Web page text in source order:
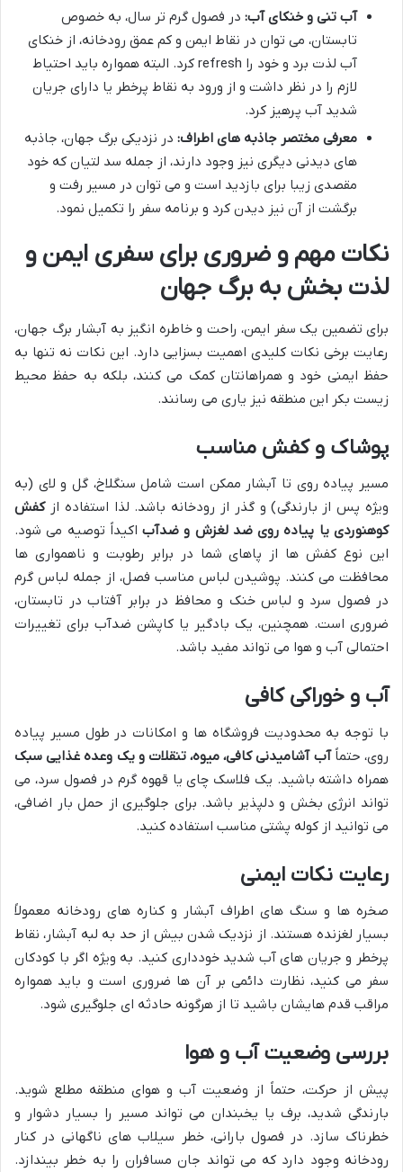
آب تنی و خنکای آب: در فصول گرم تر سال، به خصوص
تابستان، می توان در نقاط ایمن و کم عمق رودخانه، از خنکای
آب لذت برد و خود را refresh کرد. البته همواره باید احتیاط
لازم را در نظر داشت و از ورود به نقاط پرخطر یا دارای جریان
شدید آب پرهیز کرد.
معرفی مختصر جاذبه های اطراف: در نزدیکی برگ جهان، جاذبه
های دیدنی دیگری نیز وجود دارند، از جمله سد لتیان که خود
مقصدی زیبا برای بازدید است و می توان در مسیر رفت و
برگشت از آن نیز دیدن کرد و برنامه سفر را تکمیل نمود.
نکات مهم و ضروری برای سفری ایمن و
لذت بخش به برگ جهان
برای تضمین یک سفر ایمن، راحت و خاطره انگیز به آبشار برگ جهان،
رعایت برخی نکات کلیدی اهمیت بسزایی دارد. این نکات نه تنها به
حفظ ایمنی خود و همراهانتان کمک می کنند، بلکه به حفظ محیط
زیست بکر این منطقه نیز یاری می رسانند.
پوشاک و کفش مناسب
مسیر پیاده روی تا آبشار ممکن است شامل سنگلاخ، گل و لای (به
ویژه پس از بارندگی) و گذر از رودخانه باشد. لذا استفاده ازکفش
کوهنوردی یا پیاده روی ضد لغزش و ضدآباکیداً توصیه می شود.
این نوع کفش ها از پاهای شما در برابر رطوبت و ناهمواری ها
محافظت می کنند. پوشیدن لباس مناسب فصل، از جمله لباس گرم
در فصول سرد و لباس خنک و محافظ در برابر آفتاب در تابستان،
ضروری است. همچنین، یک بادگیر یا کاپشن ضدآب برای تغییرات
احتمالی آب و هوا می تواند مفید باشد.
آب و خوراکی کافی
با توجه به محدودیت فروشگاه ها و امکانات در طول مسیر پیاده
روی، حتماًآب آشامیدنی کافی، میوه، تنقلات و یک وعده غذایی سبک
همراه داشته باشید. یک فلاسک چای یا قهوه گرم در فصول سرد، می
تواند انرژی بخش و دلپذیر باشد. برای جلوگیری از حمل بار اضافی،
می توانید از کوله پشتی مناسب استفاده کنید.
رعایت نکات ایمنی
صخره ها و سنگ های اطراف آبشار و کناره های رودخانه معمولاً
بسیار لغزنده هستند. از نزدیک شدن بیش از حد به لبه آبشار، نقاط
پرخطر و جریان های آب شدید خودداری کنید. به ویژه اگر با کودکان
سفر می کنید، نظارت دائمی بر آن ها ضروری است و باید همواره
مراقب قدم هایشان باشید تا از هرگونه حادثه ای جلوگیری شود.
بررسی وضعیت آب و هوا
پیش از حرکت، حتماً از وضعیت آب و هوای منطقه مطلع شوید.
بارندگی شدید، برف یا یخبندان می تواند مسیر را بسیار دشوار و
خطرناک سازد. در فصول بارانی، خطر سیلاب های ناگهانی در کنار
رودخانه وجود دارد که می تواند جان مسافران را به خطر بیندازد.